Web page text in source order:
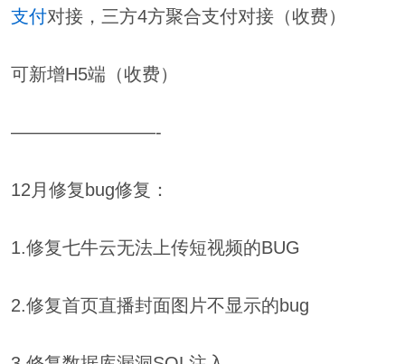
支付对接，三方4方聚合支付对接（收费）
可新增H5端（收费）
————————-
12月修复bug修复：
1.修复七牛云无法上传短视频的BUG
2.修复首页直播封面图片不显示的bug